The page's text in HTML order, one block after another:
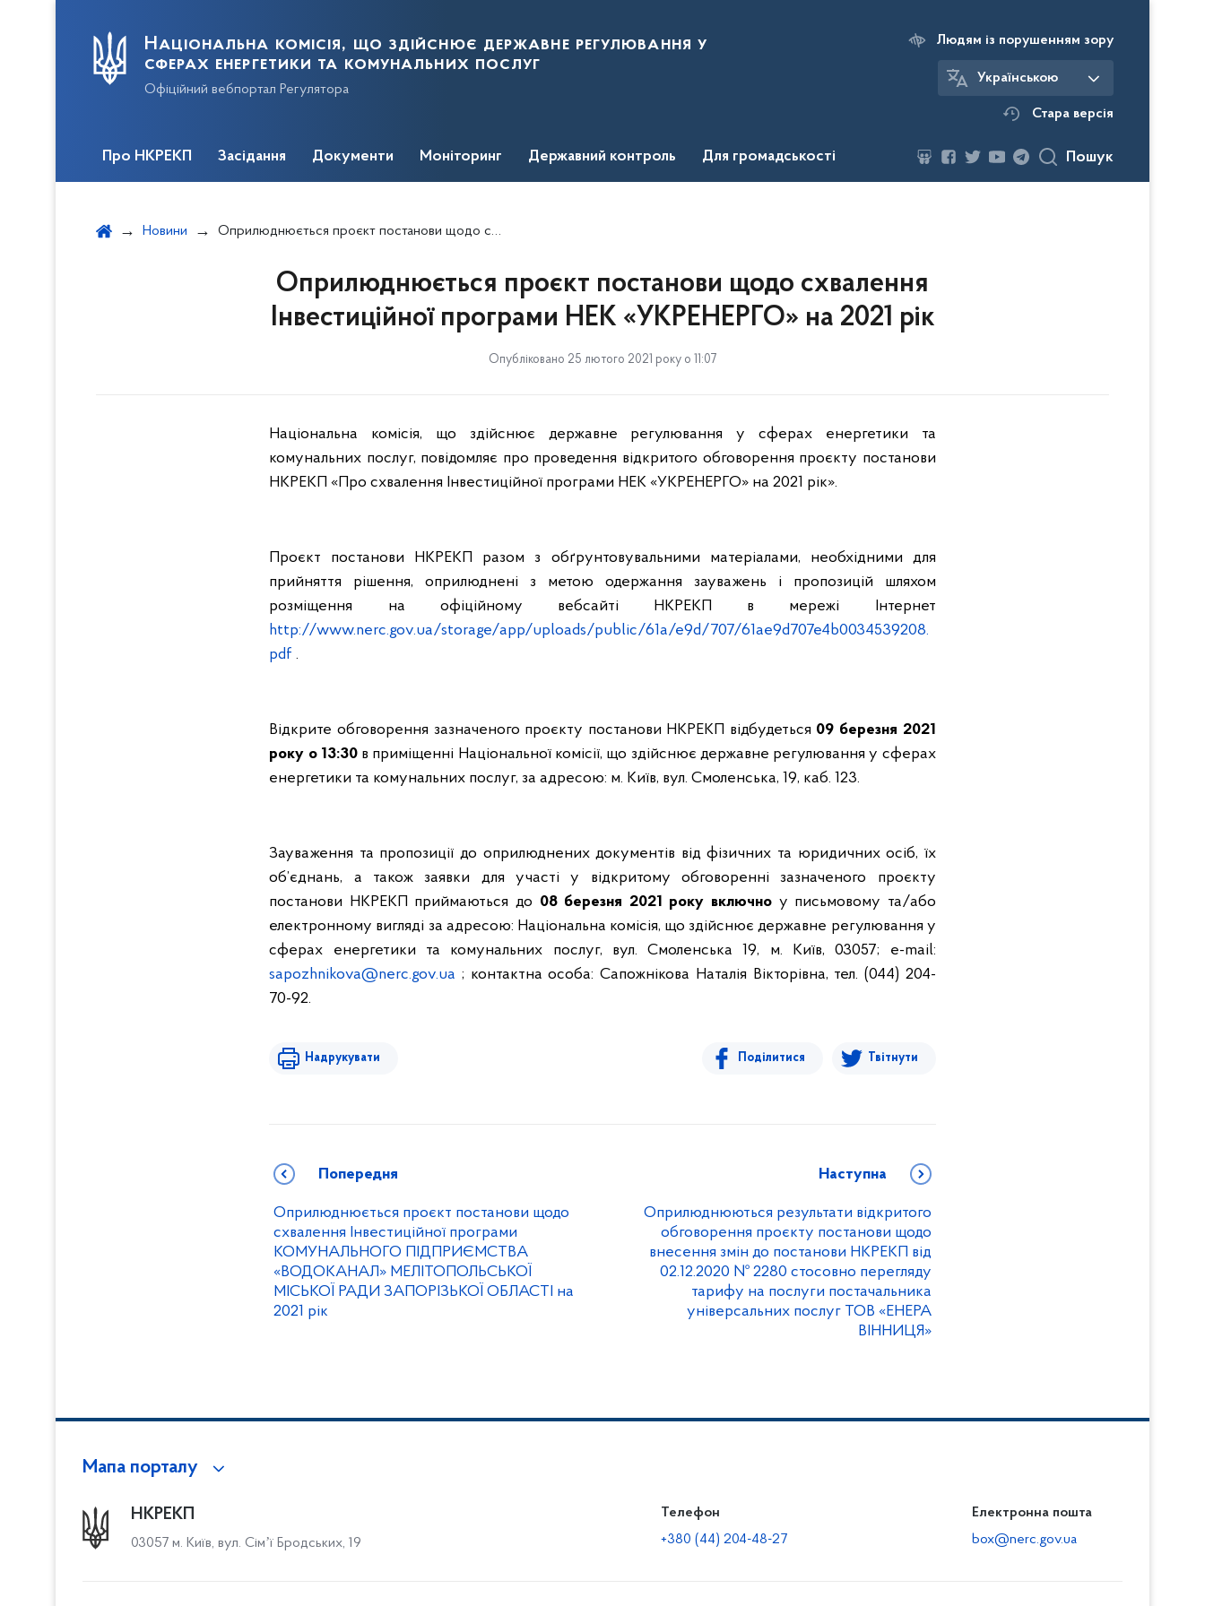
Національна комісія, що здійснює державне регулювання у
сферах енергетики та комунальних послуг
Офіційний вебпортал Регулятора
Людям із порушенням зору
Українською
Стара версія
Про НКРЕКП Засідання Документи Моніторинг Державний контроль Для громадськості Пошук
Новини Оприлюднюється проєкт постанови щодо схвалення Інвестиційної програми НЕК «УКРЕНЕРГО» на 2021 рік
Оприлюднюється проєкт постанови щодо схвалення
Інвестиційної програми НЕК «УКРЕНЕРГО» на 2021 рік
Опубліковано 25 лютого 2021 року о 11:07
Національна комісія, що здійснює державне регулювання у сферах енергетики та
комунальних послуг, повідомляє про проведення відкритого обговорення проєкту постанови
НКРЕКП «Про схвалення Інвестиційної програми НЕК «УКРЕНЕРГО» на 2021 рік».
Проєкт постанови НКРЕКП разом з обґрунтовувальними матеріалами, необхідними для
прийняття рішення, оприлюднені з метою одержання зауважень і пропозицій шляхом
розміщення на офіційному вебсайті НКРЕКП в мережі Інтернет
http://www.nerc.gov.ua/storage/app/uploads/public/61a/e9d/707/61ae9d707e4b0034539208.
pdf .
Відкрите обговорення зазначеного проєкту постанови НКРЕКП відбудеться 09 березня 2021
року о 13:30в приміщенні Національної комісії, що здійснює державне регулювання у сферах
енергетики та комунальних послуг, за адресою: м. Київ, вул. Смоленська, 19, каб. 123.
Зауваження та пропозиції до оприлюднених документів від фізичних та юридичних осіб, їх
об’єднань, а також заявки для участі у відкритому обговоренні зазначеного проєкту
постанови НКРЕКП приймаються до 08 березня 2021 року включноу письмовому та/або
електронному вигляді за адресою: Національна комісія, що здійснює державне регулювання у
сферах енергетики та комунальних послуг, вул. Смоленська 19, м. Київ, 03057; e-mail:
sapozhnikova@nerc.gov.ua ; контактна особа: Сапожнікова Наталія Вікторівна, тел. (044) 204-
70-92.
Надрукувати Поділитися Твітнути
Попередня
Оприлюднюється проєкт постанови щодо
схвалення Інвестиційної програми
КОМУНАЛЬНОГО ПІДПРИЄМСТВА
«ВОДОКАНАЛ» МЕЛІТОПОЛЬСЬКОЇ
МІСЬКОЇ РАДИ ЗАПОРІЗЬКОЇ ОБЛАСТІ на
2021 рік
Наступна
Оприлюднюються результати відкритого
обговорення проєкту постанови щодо
внесення змін до постанови НКРЕКП від
02.12.2020 № 2280 стосовно перегляду
тарифу на послуги постачальника
універсальних послуг ТОВ «ЕНЕРА
ВІННИЦЯ»
Мапа порталу
НКРЕКП
03057 м. Київ, вул. Сімʼї Бродських, 19
Телефон
+380 (44) 204-48-27
Електронна пошта
box@nerc.gov.ua